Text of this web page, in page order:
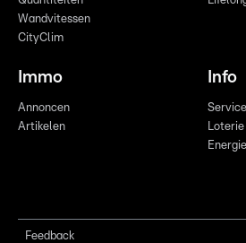
Wandvitessen
CityClim
Immo
Annoncen
Artikelen
Info
Loterie
Feedback